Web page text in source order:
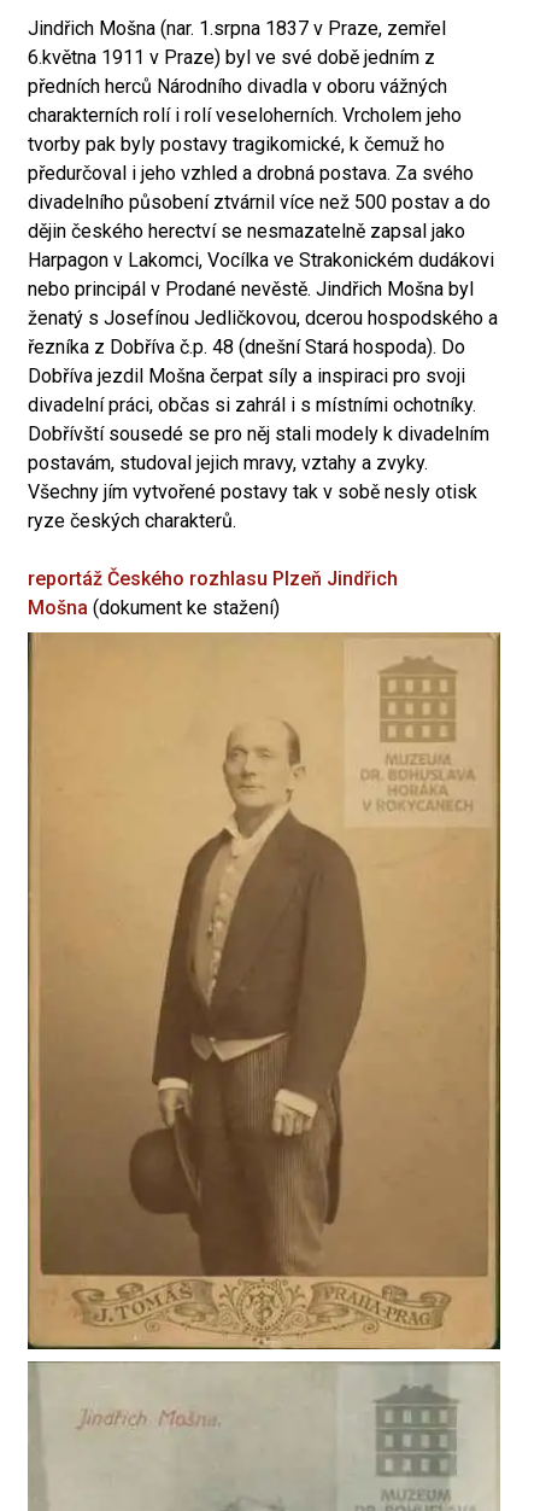
Jindřich Mošna (nar. 1.srpna 1837 v Praze, zemřel
6.května 1911 v Praze) byl ve své době jedním z
předních herců Národního divadla v oboru vážných
charakterních rolí i rolí veseloherních. Vrcholem jeho
tvorby pak byly postavy tragikomické, k čemuž ho
předurčoval i jeho vzhled a drobná postava. Za svého
divadelního působení ztvárnil více než 500 postav a do
dějin českého herectví se nesmazatelně zapsal jako
Harpagon v Lakomci, Vocílka ve Strakonickém dudákovi
nebo principál v Prodané nevěstě. Jindřich Mošna byl
ženatý s Josefínou Jedličkovou, dcerou hospodského a
řezníka z Dobříva č.p. 48 (dnešní Stará hospoda). Do
Dobříva jezdil Mošna čerpat síly a inspiraci pro svoji
divadelní práci, občas si zahrál i s místními ochotníky.
Dobřívští sousedé se pro něj stali modely k divadelním
postavám, studoval jejich mravy, vztahy a zvyky.
Všechny jím vytvořené postavy tak v sobě nesly otisk
ryze českých charakterů.
reportáž Českého rozhlasu Plzeň Jindřich
Mošna (dokument ke stažení)